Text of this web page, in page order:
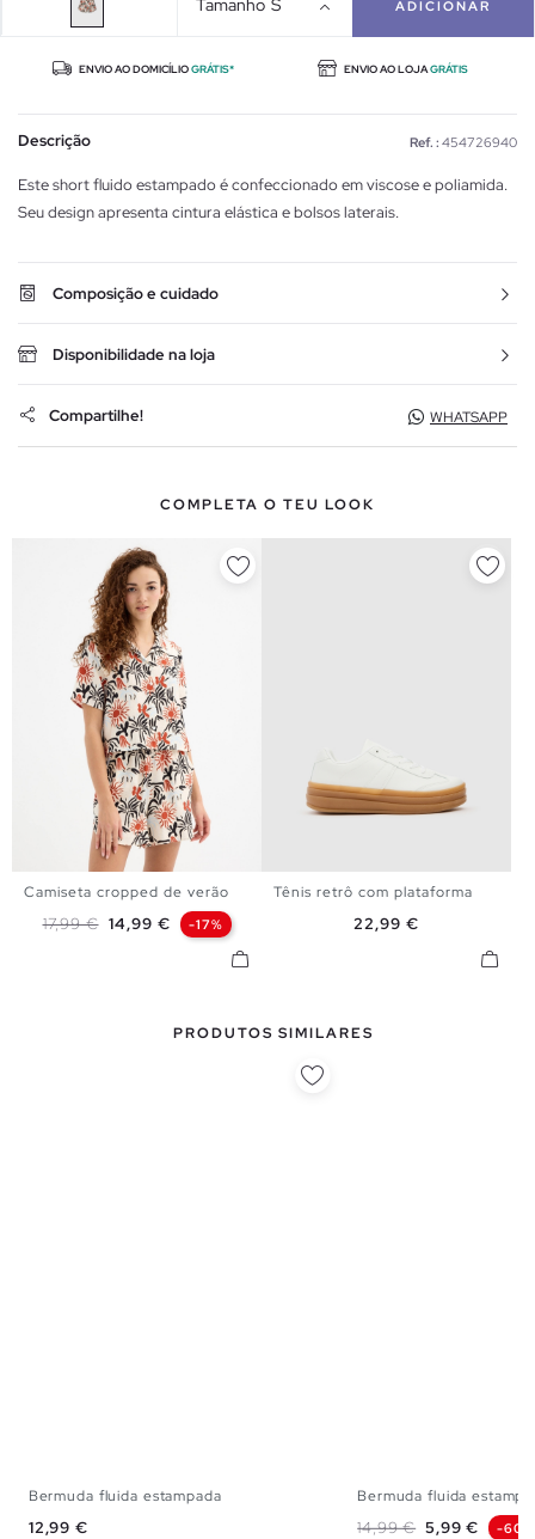
Tamanho S ADICIONAR
ENVIO AO DOMICÍLIOGRÁTIS* ENVIO AO LOJAGRÁTIS
Descrição Ref. : 454726940
Este short fluido estampado é confeccionado em viscose e poliamida.
Seu design apresenta cintura elástica e bolsos laterais.
Composição e cuidado
Disponibilidade na loja
Compartilhe! WHATSAPP
COMPLETA O TEU LOOK
S
Camiseta cropped de verão
Preço normal
17,99 € Preço
14,99 € -17%
Tênis retrô com plataforma
Preço
22,99 €
PRODUTOS SIMILARES
Bermuda fluida estampada
Preço
12,99 €
Bermuda fluida
Preço normal
14,99 € Preço
5,99 € -60%